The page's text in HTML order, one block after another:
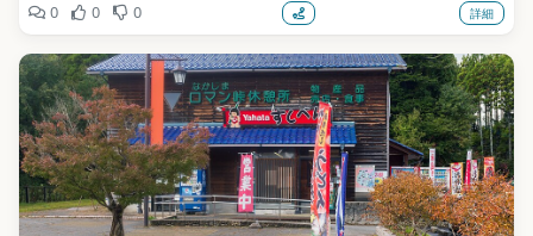
公式サイト: https://togi-michinoeki.com/
写真: アラツク / CC BY-SA 4.0（Wikimedia Commons）
地点データ: Wikidata (CC0)
0 0 0 詳細